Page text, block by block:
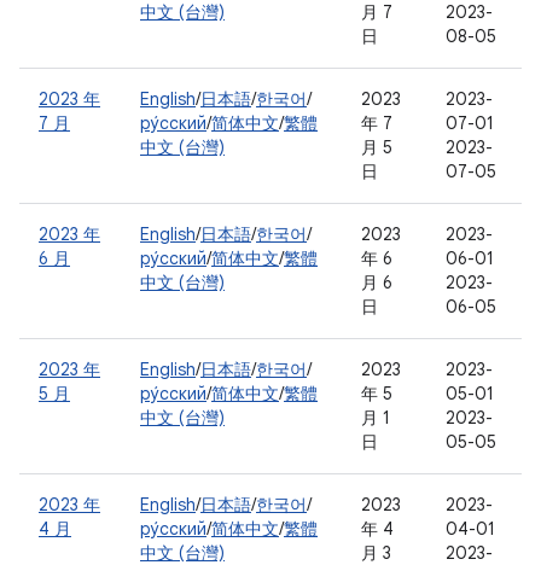
中文 (台灣)
月 7
日
2023-
08-05
2023 年
7 月
English/日本語/한국어/
ру́сский/简体中文/繁體
中文 (台灣)
2023
年 7
月 5
日
2023-
07-01
2023-
07-05
2023 年
6 月
English/日本語/한국어/
ру́сский/简体中文/繁體
中文 (台灣)
2023
年 6
月 6
日
2023-
06-01
2023-
06-05
2023 年
5 月
English/日本語/한국어/
ру́сский/简体中文/繁體
中文 (台灣)
2023
年 5
月 1
日
2023-
05-01
2023-
05-05
2023 年
4 月
English/日本語/한국어/
ру́сский/简体中文/繁體
中文 (台灣)
2023
年 4
月 3
2023-
04-01
2023-